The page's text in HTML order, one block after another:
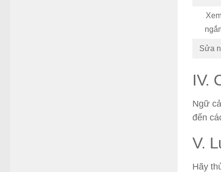
Sửa
IV.
Ngữ
đến
V.
Hãy